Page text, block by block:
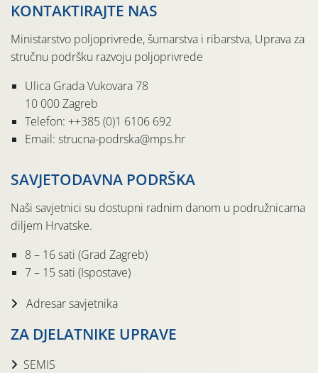
KONTAKTIRAJTE NAS
Ministarstvo poljoprivrede, šumarstva i ribarstva, Uprava za
stručnu podršku razvoju poljoprivrede
Ulica Grada Vukovara 78
10 000 Zagreb
Telefon: ++385 (0)1 6106 692
Email: strucna-podrska@mps.hr
SAVJETODAVNA PODRŠKA
Naši savjetnici su dostupni radnim danom u podružnicama
diljem Hrvatske.
8 – 16 sati (Grad Zagreb)
7 – 15 sati (Ispostave)
Adresar savjetnika
ZA DJELATNIKE UPRAVE
SEMIS